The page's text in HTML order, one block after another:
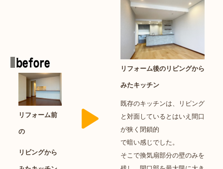
リフォーム前
の
リビングから
リフォーム後のリビングから
みたキッチン
既存のキッチンは、リビング
と対面しているとはいえ間口
が狭く閉鎖的
で暗い感じでした。
そこで換気扇部分の壁のみを